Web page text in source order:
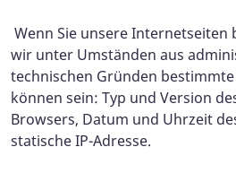
Wenn Sie unsere Internetseiten
wir unter Umständen aus
technischen Gründen
können sein: Typ und Version
Browsers, Datum und Uhrzeit
statische IP-Adresse.